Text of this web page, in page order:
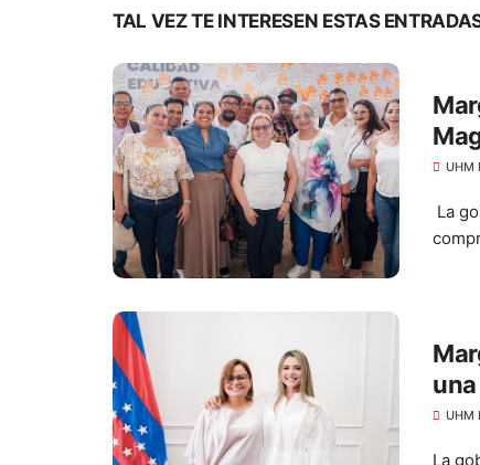
TAL VEZ TE INTERESEN ESTAS
por
UHM
La
UHM
La